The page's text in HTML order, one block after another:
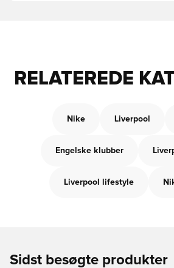
RELATEREDE
Nike Liverpool
Engelske klubber
Liverpool lifestyle
Sidst besøgte produkter